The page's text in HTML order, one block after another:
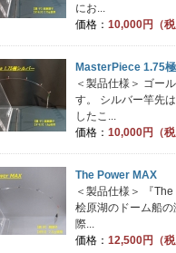
にお...
価格： 10,000円（税
MasterPiece 1.75
＜製品仕様＞ ゴー
す。 シルバー竿先
したこ...
価格： 10,000円（税
The Power MAX
＜製品仕様＞ 『
桧原湖のドーム船
際...
価格： 12,500円（税